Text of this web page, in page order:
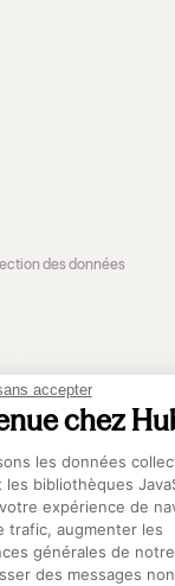
accepter
chez
de
les données
les bibliothèques
expérience de
trafic, augmenter les
générales de
des messages
des données